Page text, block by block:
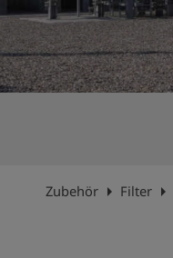
Zubehör arrow_right Filter arrow_right